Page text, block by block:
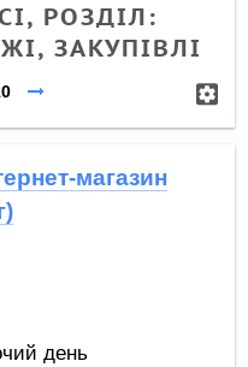
РОЗДІЛ:
ЗАКУПІВЛІ
магазин
день